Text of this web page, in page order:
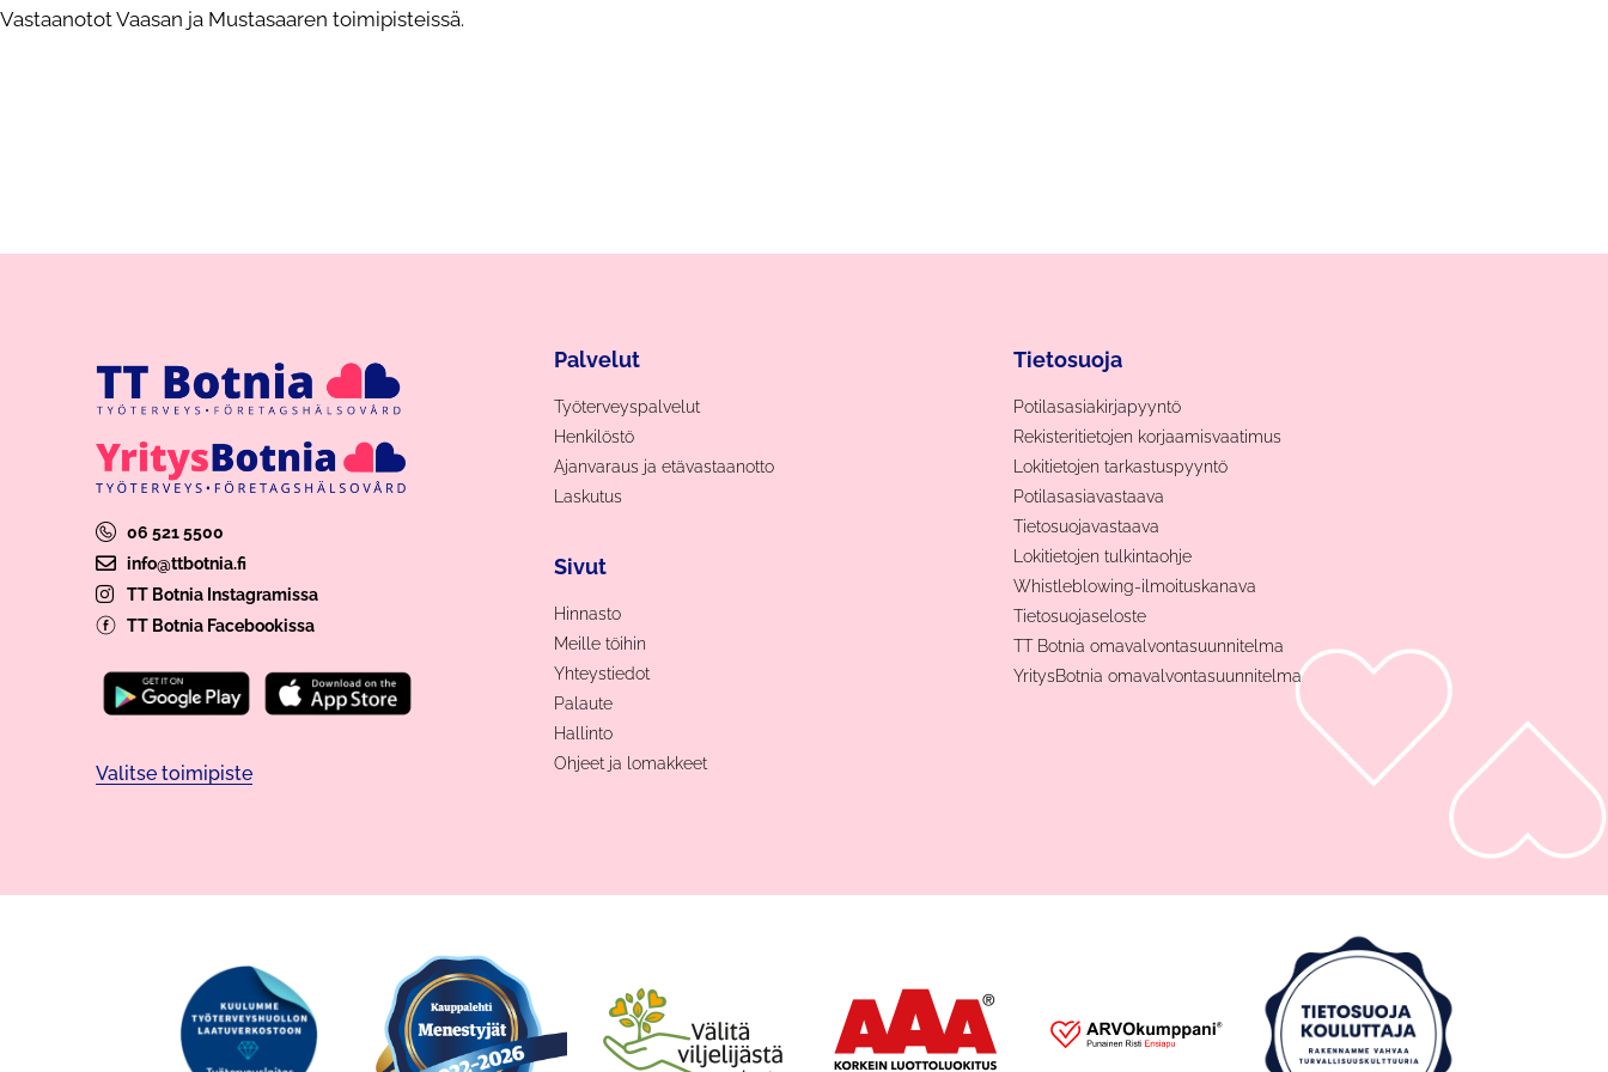
Vastaanotot Vaasan ja Mustasaaren toimipisteissä.
06 521 5500
info@ttbotnia.fi
TT Botnia Instagramissa
TT Botnia Facebookissa
Valitse toimipiste
Palvelut
Työterveyspalvelut
Henkilöstö
Ajanvaraus ja etävastaanotto
Laskutus
Sivut
Hinnasto
Meille töihin
Yhteystiedot
Palaute
Hallinto
Ohjeet ja lomakkeet
Tietosuoja
Potilasasiakirjapyyntö
Rekisteritietojen korjaamisvaatimus
Lokitietojen tarkastuspyyntö
Potilasasiavastaava
Tietosuojavastaava
Lokitietojen tulkintaohje
Whistleblowing-ilmoituskanava
Tietosuojaseloste
TT Botnia omavalvontasuunnitelma
YritysBotnia omavalvontasuunnitelma